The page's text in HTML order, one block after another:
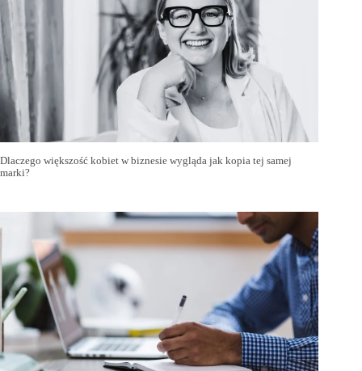
Dlaczego większość kobiet w biznesie wygląda jak kopia tej samej
marki?